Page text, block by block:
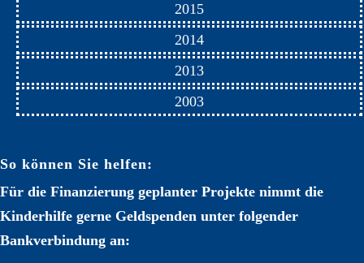
2015
2014
2013
2003
So können Sie helfen:
Für die Finanzierung geplanter Projekte nimmt die
Kinderhilfe gerne Geldspenden unter folgender
Bankverbindung an: